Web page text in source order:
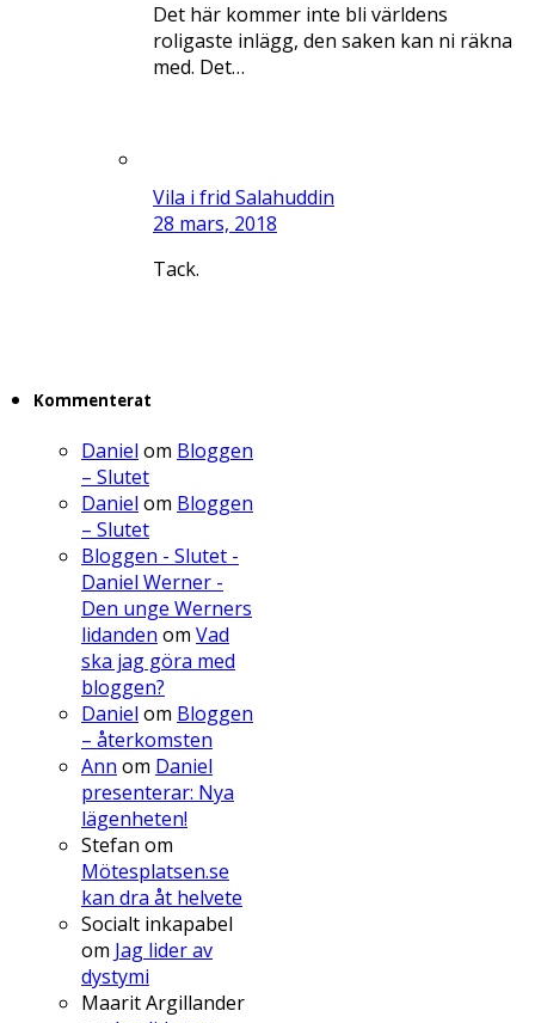
Det här kommer inte bli världens
roligaste inlägg, den saken kan ni räkna
med. Det…
Vila i frid Salahuddin
28 mars, 2018
Tack.
Kommenterat
Daniel om Bloggen
– Slutet
Daniel om Bloggen
– Slutet
Bloggen - Slutet -
Daniel Werner -
Den unge Werners
lidanden om Vad
ska jag göra med
bloggen?
Daniel om Bloggen
– återkomsten
Ann om Daniel
presenterar: Nya
lägenheten!
Stefan om
Mötesplatsen.se
kan dra åt helvete
Socialt inkapabel
om Jag lider av
dystymi
Maarit Argillander